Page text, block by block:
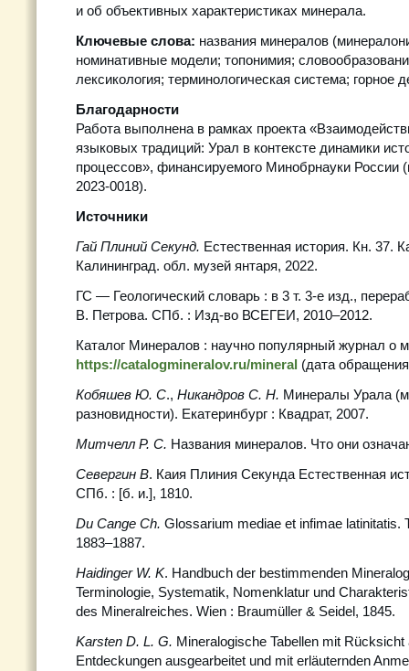
и об объективных характеристиках минерала.
Ключевые слова: названия минералов
номинативные модели; топонимия;
лексикология; терминологическая система; горное
Благодарности
Работа выполнена в рамках проекта
языковых традиций: Урал в контексте динамики
процессов», финансируемого Минобрнауки России
2023-0018).
Источники
Гай Плиний Секунд. Естественная история. Кн. 37.
Калининград. обл. музей янтаря, 2022.
ГС — Геологический словарь : в 3 т. 3-е изд.,
В. Петрова. СПб. : Изд-во ВСЕГЕИ, 2010–2012.
Каталог Минералов : научно популярный журнал о
https://catalogmineralov.ru/mineral (дата
Кобяшев Ю. С., Никандров С. Н. Минералы Урала
разновидности). Екатеринбург : Квадрат, 2007.
Митчелл Р. С. Названия минералов. Что они
Севергин В. Каия Плиния Секунда Естественная
СПб. : [б. и.], 1810.
Du Cange Ch. Glossarium mediae et infimae latinitatis.
1883–1887.
Haidinger W. K. Handbuch der bestimmenden
Terminologie, Systematik, Nomenklatur und
des Mineralreiches. Wien : Braumüller & Seidel, 1845.
Karsten D. L. G. Mineralogische Tabellen mit Rücksicht
Entdeckungen ausgearbeitet und mit erläuternden